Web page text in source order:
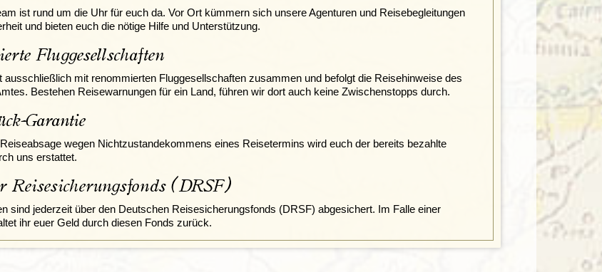
ist rund um die Uhr für euch da. Vor Ort kümmern sich unsere Agenturen und Reisebegleitungen
und bieten euch die nötige Hilfe und Unterstützung.
Fluggesellschaften
ausschließlich mit renommierten Fluggesellschaften zusammen und befolgt die Reisehinweise des
Bestehen Reisewarnungen für ein Land, führen wir dort auch keine Zwischenstopps durch.
Garantie
wegen Nichtzustandekommens eines Reisetermins wird euch der bereits bezahlte
uns erstattet.
Reisesicherungsfonds (DRSF)
sind jederzeit über den Deutschen Reisesicherungsfonds (DRSF) abgesichert. Im Falle einer
ihr euer Geld durch diesen Fonds zurück.